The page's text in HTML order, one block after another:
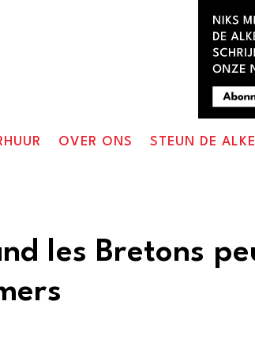
OVER ONS STEUN DE
les Bretons